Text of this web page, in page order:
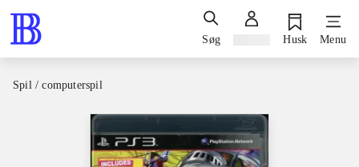
Søg Husk Menu
Spil / computerspil